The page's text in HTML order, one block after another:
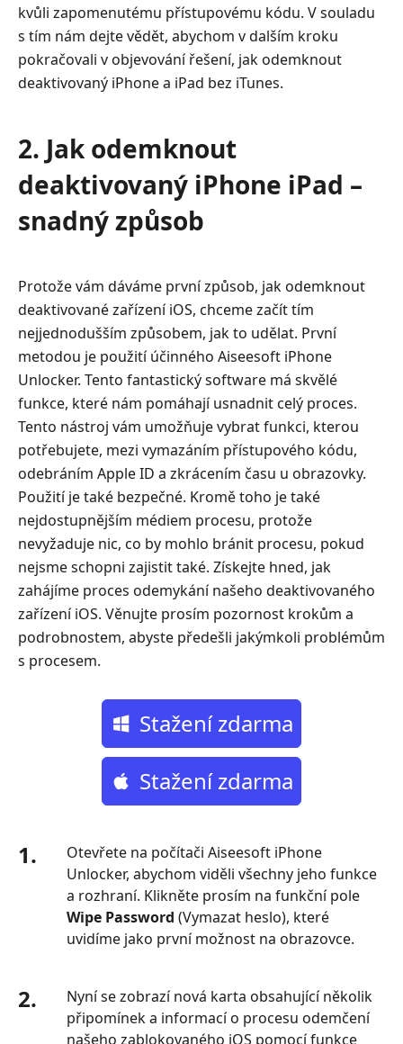
odemknout
deaktivovaný
iPhone
iPad
systému
iOS
15.2
nebo
novějším
Často
kladené
otázky
o
iPhone
iPad
zakázán
kvůli zapomenutému přístupovému kódu. V souladu
s tím nám dejte vědět, abychom v dalším kroku
pokračovali v objevování řešení, jak odemknout
deaktivovaný iPhone a iPad bez iTunes.
2. Jak odemknout
deaktivovaný iPhone iPad –
snadný způsob
Protože vám dáváme první způsob, jak odemknout
deaktivované zařízení iOS, chceme začít tím
nejjednodušším způsobem, jak to udělat. První
metodou je použití účinného Aiseesoft iPhone
Unlocker. Tento fantastický software má skvělé
funkce, které nám pomáhají usnadnit celý proces.
Tento nástroj vám umožňuje vybrat funkci, kterou
potřebujete, mezi vymazáním přístupového kódu,
odebráním Apple ID a zkrácením času u obrazovky.
Použití je také bezpečné. Kromě toho je také
nejdostupnějším médiem procesu, protože
nevyžaduje nic, co by mohlo bránit procesu, pokud
nejsme schopni zajistit také. Získejte hned, jak
zahájíme proces odemykání našeho deaktivovaného
zařízení iOS. Věnujte prosím pozornost krokům a
podrobnostem, abyste předešli jakýmkoli problémům
s procesem.
Stažení zdarma
Stažení zdarma
1.
Otevřete na počítači Aiseesoft iPhone
Unlocker, abychom viděli všechny jeho funkce
a rozhraní. Klikněte prosím na funkční pole
Wipe Password (Vymazat heslo), které
uvidíme jako první možnost na obrazovce.
2.
Nyní se zobrazí nová karta obsahující několik
připomínek a informací o procesu odemčení
našeho zablokovaného iOS pomocí funkce